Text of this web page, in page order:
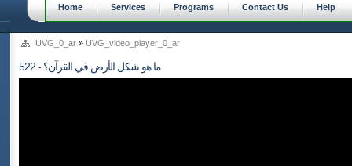
Home Services Programs Contact Us Help
UVG_0_ar » UVG_video_player_0_ar
522 - ما هو شكل الأرض في القرآن؟